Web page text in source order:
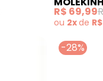
Sisntético
R$ 69,99
ou 2xde
-28%